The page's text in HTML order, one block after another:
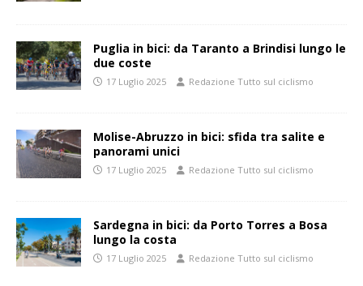
Puglia in bici: da Taranto a Brindisi lungo le
due coste
17 Luglio 2025 Redazione Tutto sul ciclismo
Molise-Abruzzo in bici: sfida tra salite e
panorami unici
17 Luglio 2025 Redazione Tutto sul ciclismo
Sardegna in bici: da Porto Torres a Bosa
lungo la costa
17 Luglio 2025 Redazione Tutto sul ciclismo